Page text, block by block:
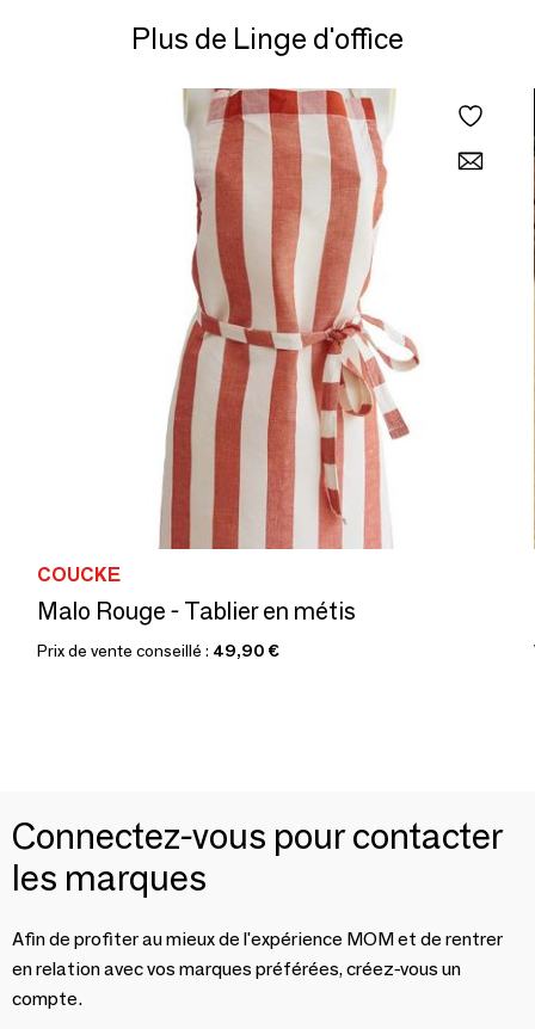
Plus de Linge d'office
COUCKE
Malo Rouge - Tablier en métis
Prix de vente conseillé : 49,90 €
Connectez-vous pour contacter
les marques
Afin de profiter au mieux de l'expérience MOM et de rentrer
en relation avec vos marques préférées, créez-vous un
compte.